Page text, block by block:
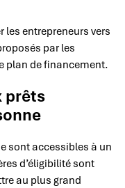
les entrepreneurs vers
par les
plan de financement.
prêts
sont accessibles à un
d’éligibilité sont
au plus grand